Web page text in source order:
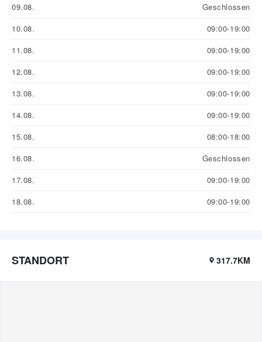
09.08.
Geschlossen
10.08.
09:00-19:00
11.08.
09:00-19:00
12.08.
09:00-19:00
13.08.
09:00-19:00
14.08.
09:00-19:00
15.08.
08:00-18:00
16.08.
Geschlossen
17.08.
09:00-19:00
18.08.
09:00-19:00
STANDORT 317.7KM